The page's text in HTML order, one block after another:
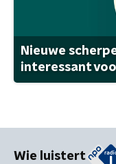
Nieuwe
interessant
Wie luistert